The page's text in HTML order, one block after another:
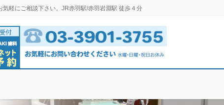
軽にご相談下さい。JR赤羽駅/赤羽岩淵駅 徒歩４分